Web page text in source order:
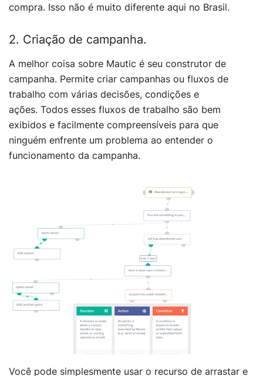
compra. Isso não é muito diferente aqui no Brasil.
2. Criação de campanha.
A melhor coisa sobre Mautic é seu construtor de
campanha. Permite criar campanhas ou fluxos de
trabalho com várias decisões, condições e
ações. Todos esses fluxos de trabalho são bem
exibidos e facilmente compreensíveis para que
ninguém enfrente um problema ao entender o
funcionamento da campanha.
Você pode simplesmente usar o recurso de arrastar e